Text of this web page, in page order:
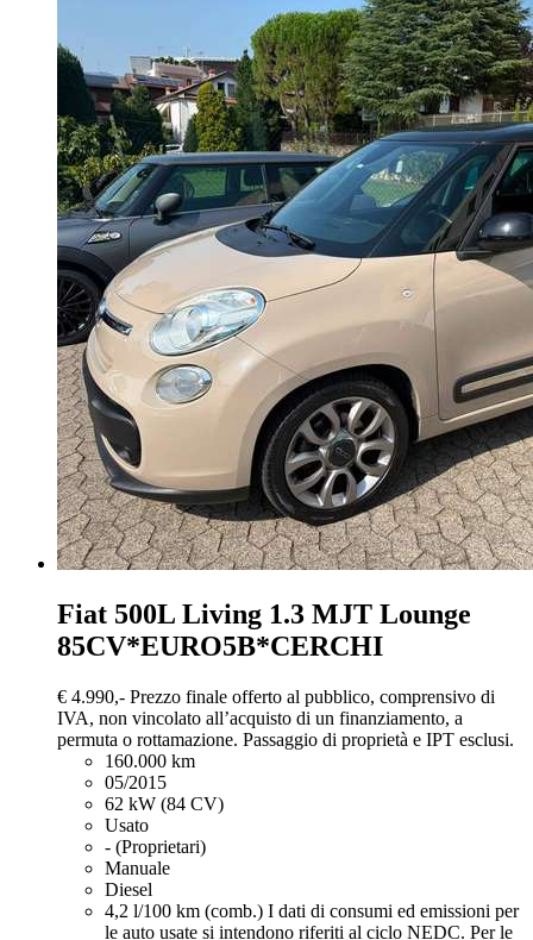
Fiat 500L Living 1.3 MJT Lounge
85CV*EURO5B*CERCHI
€ 4.990,- Prezzo finale offerto al pubblico, comprensivo di
IVA, non vincolato all’acquisto di un finanziamento, a
permuta o rottamazione. Passaggio di proprietà e IPT esclusi.
160.000 km
05/2015
62 kW (84 CV)
Usato
- (Proprietari)
Manuale
Diesel
4,2 l/100 km (comb.) I dati di consumi ed emissioni per
le auto usate si intendono riferiti al ciclo NEDC. Per le